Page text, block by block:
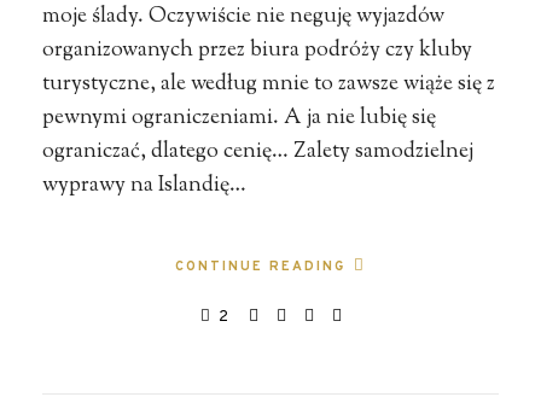
moje ślady. Oczywiście nie neguję wyjazdów
organizowanych przez biura podróży czy kluby
turystyczne, ale według mnie to zawsze wiąże się z
pewnymi ograniczeniami. A ja nie lubię się
ograniczać, dlatego cenię… Zalety samodzielnej
wyprawy na Islandię…
CONTINUE READING
2